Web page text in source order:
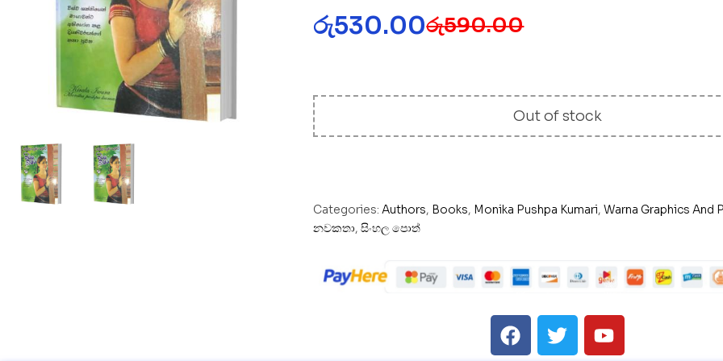
රු590.00
රු530.00
Out of stock
Categories: Authors, Books, Monika Pushpa Kumari,Warna Graphics And
නවකතා,සිංහල පොත්